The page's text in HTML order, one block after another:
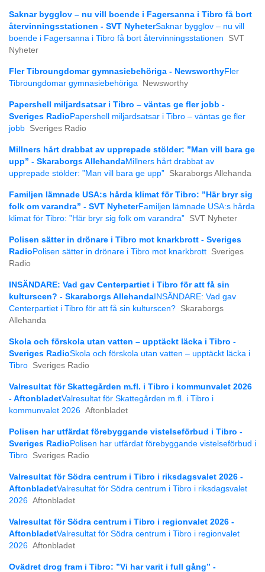
Saknar bygglov – nu vill boende i Fagersanna i Tibro få bort
återvinningsstationen - SVT NyheterSaknar bygglov – nu vill
boende i Fagersanna i Tibro få bort återvinningsstationen
SVT
Nyheter
Fler Tibroungdomar gymnasiebehöriga - NewsworthyFler
Tibroungdomar gymnasiebehöriga
Newsworthy
Papershell miljardsatsar i Tibro – väntas ge fler jobb -
Sveriges Radio Papershell miljardsatsar i Tibro – väntas ge fler
jobb Sveriges Radio
Millners hårt drabbat av upprepade stölder: ”Man vill bara ge
upp” - Skaraborgs AllehandaMillners hårt drabbat av
upprepade stölder: ”Man vill bara ge upp” Skaraborgs Allehanda
Familjen lämnade USA:s hårda klimat för Tibro: ”Här bryr sig
folk om varandra” - SVT NyheterFamiljen lämnade USA:s hårda
klimat för Tibro: ”Här bryr sig folk om varandra” SVT Nyheter
Polisen sätter in drönare i Tibro mot knarkbrott - Sveriges
Radio Polisen sätter in drönare i Tibro mot knarkbrott Sveriges
Radio
INSÄNDARE: Vad gav Centerpartiet i Tibro för att få sin
kulturscen? - Skaraborgs Allehanda INSÄNDARE: Vad gav
Centerpartiet i Tibro för att få sin kulturscen? Skaraborgs
Allehanda
Skola och förskola utan vatten – upptäckt läcka i Tibro -
Sveriges RadioSkola och förskola utan vatten – upptäckt läcka i
Tibro Sveriges Radio
Valresultat för Skattegården m.fl. i Tibro i kommunvalet 2026
- AftonbladetValresultat för Skattegården m.fl. i Tibro i
kommunvalet 2026 Aftonbladet
Polisen har utfärdat förebyggande vistelseförbud i Tibro -
Sveriges Radio Polisen har utfärdat förebyggande vistelseförbud i
Tibro Sveriges Radio
Valresultat för Södra centrum i Tibro i riksdagsvalet 2026 -
AftonbladetValresultat för Södra centrum i Tibro i riksdagsvalet
2026 Aftonbladet
Valresultat för Södra centrum i Tibro i regionvalet 2026 -
AftonbladetValresultat för Södra centrum i Tibro i regionvalet
2026 Aftonbladet
Ovädret drog fram i Tibro: ”Vi har varit i full gång” -